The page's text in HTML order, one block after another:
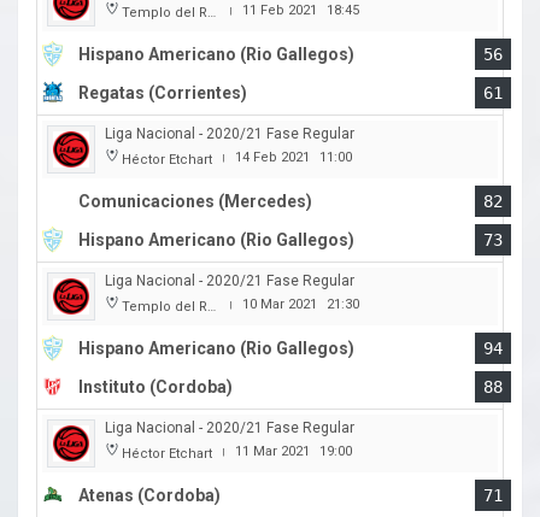
Templo del Rock | 11 Feb 2021 18:45
Hispano Americano (Rio Gallegos)
56
Regatas (Corrientes)
61
Liga Nacional - 2020/21 Fase Regular
Héctor Etchart | 14 Feb 2021 11:00
Comunicaciones (Mercedes)
82
Hispano Americano (Rio Gallegos)
73
Liga Nacional - 2020/21 Fase Regular
Templo del Rock | 10 Mar 2021 21:30
Hispano Americano (Rio Gallegos)
94
Instituto (Cordoba)
88
Liga Nacional - 2020/21 Fase Regular
Héctor Etchart | 11 Mar 2021 19:00
Atenas (Cordoba)
71